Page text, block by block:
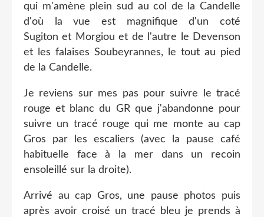
qui m'amène plein sud au col de la Candelle
d'où la vue est magnifique d'un coté
Sugiton et Morgiou et de l'autre le Devenson
et les falaises Soubeyrannes, le tout au pied
de la Candelle.
Je reviens sur mes pas pour suivre le tracé
rouge et blanc du GR que j'abandonne pour
suivre un tracé rouge qui me monte au cap
Gros par les escaliers (avec la pause café
habituelle face à la mer dans un recoin
ensoleillé sur la droite).
Arrivé au cap Gros, une pause photos puis
après avoir croisé un tracé bleu je prends à